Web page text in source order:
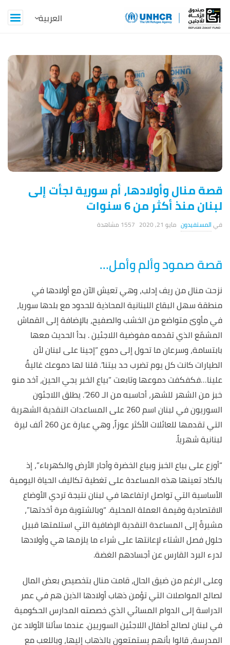
Z
a
k
a
t
B
l
o
g
قصة منال وأولادها، أم سورية لجأت إلى
لبنان منذ أكثر من 6 سنوات
المستفيدون مايو 21, 2020 1557 ‎مشاهدة
قصة صمود وألم وأمل…
نزحت منال من ريف إدلب، وهي تعيش الآن مع أولادها في
منطقة سهل البقاع اللبنانية المحاذية للحدود مع بلدها سوريا،
في مأوىً متواضع من الخشب والصفيح، بالإضافة إلى القماش
المشمّع الذي تقدمه مفوضية اللاجئين . بدأ الحديث معها
بابتسامة، وسرعان ما تحول إلى دموع “إجينا على لبنان لأن
الطيارات كانت كل يوم تضرب حد بيتنا”. قلنا لها دموعك غاليةٌ
علينا…فكفكفت دموعها وتابعت “بياع الخبر يجي الحين، آخد منو
خبز من الشهر للشهر، أحاسبه من الـ 260”. يطلق اللاجئون
السوريون في لبنان اسم 260 على المساعدات النقدية الشهرية
التي تقدمها للعائلات الأكثر عوزاً، وهي عبارة عن 260 ألف ليرة
لبنانية شهرياً.
“أوزع على بياع الخبز وبياع الخضرة وأجار الأرض والكهرباء”، إذ
بالكاد تعينها هذه المساعدة على تغطية تكاليف الحياة اليومية
الأساسية التي تواصل ارتفاعها في لبنان نتيجة تردي الأوضاع
الاقتصادية وقيمة العملة المحلية. “وبالشتوية مرة أخدتها”،
مشيرةً إلى المساعدة النقدية الإضافية التي استلمتها قبيل
حلول فصل الشتاء لإعانتها على شراء ما يلزمها هي وأولادها
لدرء البرد القارس عن أجسادهم الغضة.
وعلى الرغم من ضيق الحال، قامت منال بتخصيص بعض المال
لصالح المواصلات التي تؤمن ذهاب أولادها الذين هم في عمر
الدراسة إلى الدوام المسائي الذي خصصته المدارس الحكومية
في لبنان لصالح أطفال اللاجئين السوريين. عندما سألنا الأولاد عن
المدرسة، قالوا بأنهم يستمتعون بالذهاب إليها، وباللعب مع